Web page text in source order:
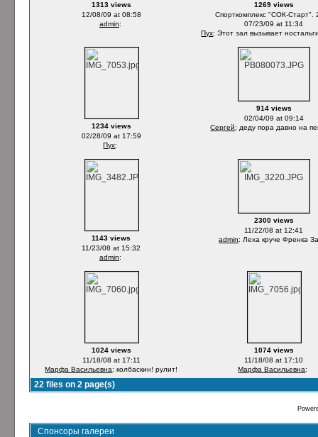
1313 views
12/08/09 at 08:58
admin:
1269 views
Спорткомплекс "СОК-Старт".
07/23/09 at 11:34
Пух: Этот зал вызывает
1234 views
02/28/09 at 17:59
Пух:
914 views
02/04/09 at 09:14
Сергей: деду пора давно на
1143 views
11/23/08 at 15:32
admin:
2300 views
11/22/08 at 12:41
admin: Леха круче Френка
1024 views
11/18/08 at 17:11
Марфа Васильевна: колбаскин! рулит!
1074 views
11/18/08 at 17:10
Марфа Васильевна:
22 files on 2 page(s)
Спонсоры галереи